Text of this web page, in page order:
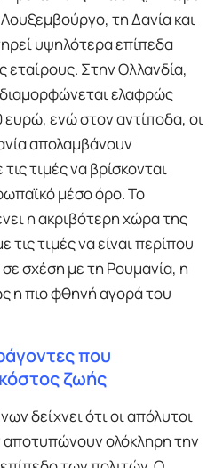
τη Δανία και
υψηλότερα επίπεδα
εταίρους. Στην Ολλανδία,
ελαφρώς
ενώ στον αντίποδα, οι
απολαμβάνουν
τιμές να βρίσκονται
μέσο όρο. Το
η ακριβότερη χώρα της
τιμές να είναι περίπου
σχέση με τη Ρουμανία, η
η πιο φθηνή αγορά του
που
ζωής
δείχνει ότι οι απόλυτοι
αποτυπώνουν ολόκληρη την